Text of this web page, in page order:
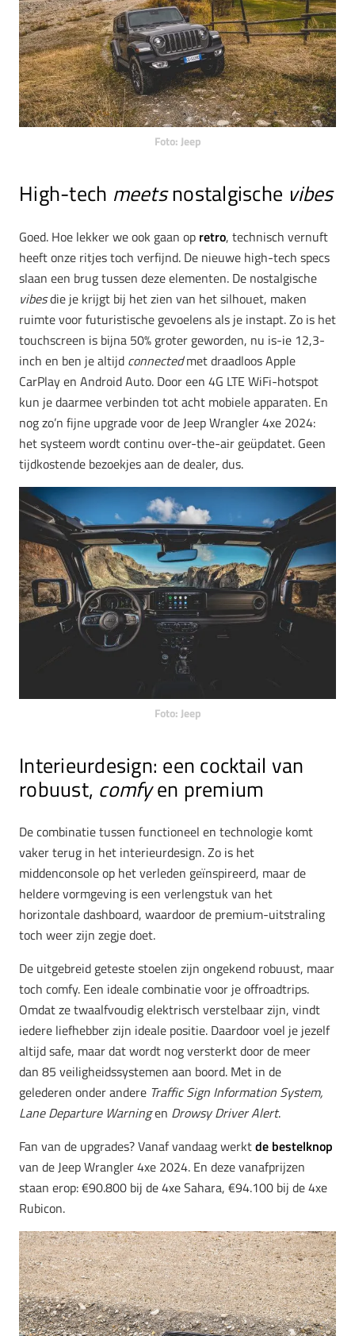
Foto: Jeep
High-tech meetsnostalgische vibes
Goed. Hoe lekker we ook gaan op retro, technisch vernuft
heeft onze ritjes toch verfijnd. De nieuwe high-tech specs
slaan een brug tussen deze elementen. De nostalgische
vibesdie je krijgt bij het zien van het silhouet, maken
ruimte voor futuristische gevoelens als je instapt. Zo is het
touchscreen is bijna 50% groter geworden, nu is-ie 12,3-
inch en ben je altijd connectedmet draadloos Apple
CarPlay en Android Auto. Door een 4G LTE WiFi-hotspot
kun je daarmee verbinden tot acht mobiele apparaten. En
nog zo’n fijne upgrade voor de Jeep Wrangler 4xe 2024:
het systeem wordt continu over-the-air geüpdatet. Geen
tijdkostende bezoekjes aan de dealer, dus.
Foto: Jeep
Interieurdesign: een cocktail van
robuust, comfyen premium
De combinatie tussen functioneel en technologie komt
vaker terug in het interieurdesign. Zo is het
middenconsole op het verleden geïnspireerd, maar de
heldere vormgeving is een verlengstuk van het
horizontale dashboard, waardoor de premium-uitstraling
toch weer zijn zegje doet.
De uitgebreid geteste stoelen zijn ongekend robuust, maar
toch comfy. Een ideale combinatie voor je offroadtrips.
Omdat ze twaalfvoudig elektrisch verstelbaar zijn, vindt
iedere liefhebber zijn ideale positie. Daardoor voel je jezelf
altijd safe, maar dat wordt nog versterkt door de meer
dan 85 veiligheidssystemen aan boord. Met in de
gelederen onder andere Traffic Sign Information System,
Lane Departure Warningen Drowsy Driver Alert.
Fan van de upgrades? Vanaf vandaag werktde bestelknop
van de Jeep Wrangler 4xe 2024. En deze vanafprijzen
staan erop: €90.800 bij de 4xe Sahara, €94.100 bij de 4xe
Rubicon.